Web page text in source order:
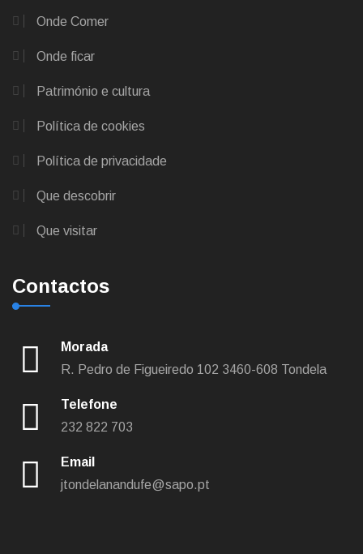
Onde Comer
Onde ficar
Património e cultura
Política de cookies
Política de privacidade
Que descobrir
Que visitar
Contactos
Morada
R. Pedro de Figueiredo 102 3460-608 Tondela
Telefone
232 822 703
Email
jtondelanandufe@sapo.pt